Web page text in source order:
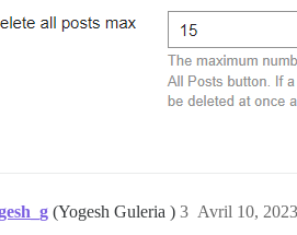
(Yogesh Guleria ) Avril 10,
3